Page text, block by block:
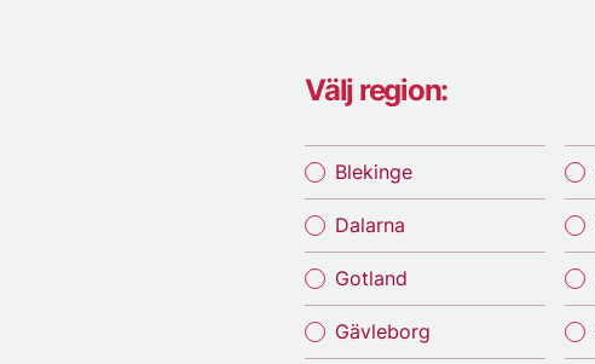
Välj region:
Blekinge
Dalarna
Gotland
Gävleborg